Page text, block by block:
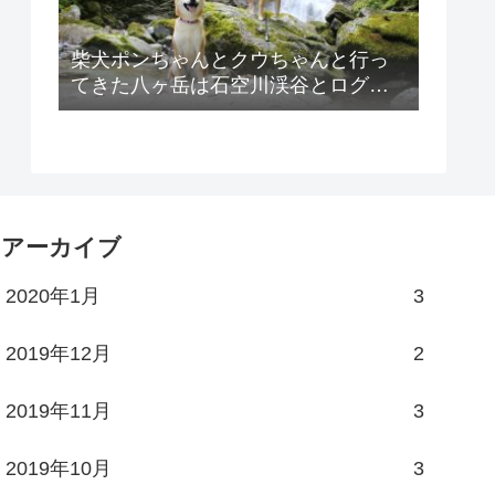
柴犬ポンちゃんとクウちゃんと行っ
てきた八ヶ岳は石空川渓谷とログハ
ウス貸別荘ゆがふの紹介！
アーカイブ
2020年1月 3
2019年12月 2
2019年11月 3
2019年10月 3